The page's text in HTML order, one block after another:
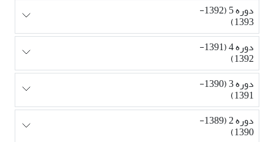
دوره 5 (1392-
1393)
دوره 4 (1391-
1392)
دوره 3 (1390-
1391)
دوره 2 (1389-
1390)